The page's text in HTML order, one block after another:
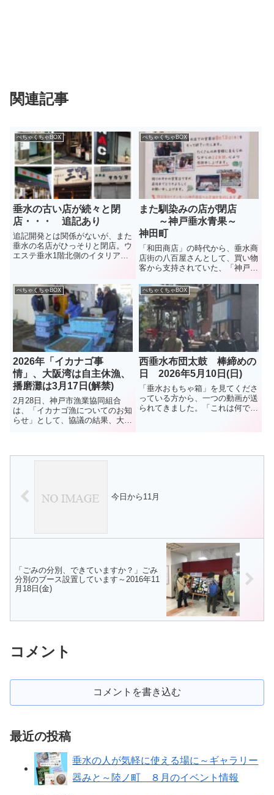
関連記事
ぺちゃくちゃBOX
垂水の古い店が続々と閉
店・・・ 追記あり
追記開発とは関係がないが、また
垂水の名店がひっそりと閉店。ウ
エステ垂水1階北側のイタリアン
弘さんは、知る人ぞ知る料理人。
昨年12月27日に閉店したとのこ
と。（2026年3月） ...
ぺちゃくちゃBOX
また馴染みの店が閉店
～神戸垂水青果～
神田町
「和田商店」の時代から、垂水商
店街の八百屋さんとして、買い物
客から支持されていた、「神戸垂
移転、店も広くなって買いやすく
なったと評判だったが・・・。今
夏、8月13日に閉店とのこと。残
念だが、イオンモール神戸南...
ぺちゃくちゃBOX
2026年「イカナゴ事
情」、大阪湾は自主休漁、
播磨灘は3月17日(解禁)
2月28日、神戸市漁業協同組合
は、「イカナゴ漁についてのお知
らせ」として、協議の結果、大阪
は6日に試験操業が行われ、イカ
ぺちゃくちゃBOX
西垂水布団太鼓 棒締めの
日 2026年5月10日(日)
「垂水おもちゃ箱」を見てくださ
っている方から、一つの動画が送
られてきました。「これは何でし
われたようです。秋祭りに向け
今日から11月
「ごみの分別、できていますか？」ごみ
分別のブース設置しています～2016年11
月18日(金)
コメント
コメントを書き込む
最近の投稿
垂水の人が気軽に使える場に～ギャラリー
器みと～陸ノ町 ８月のイベント情報